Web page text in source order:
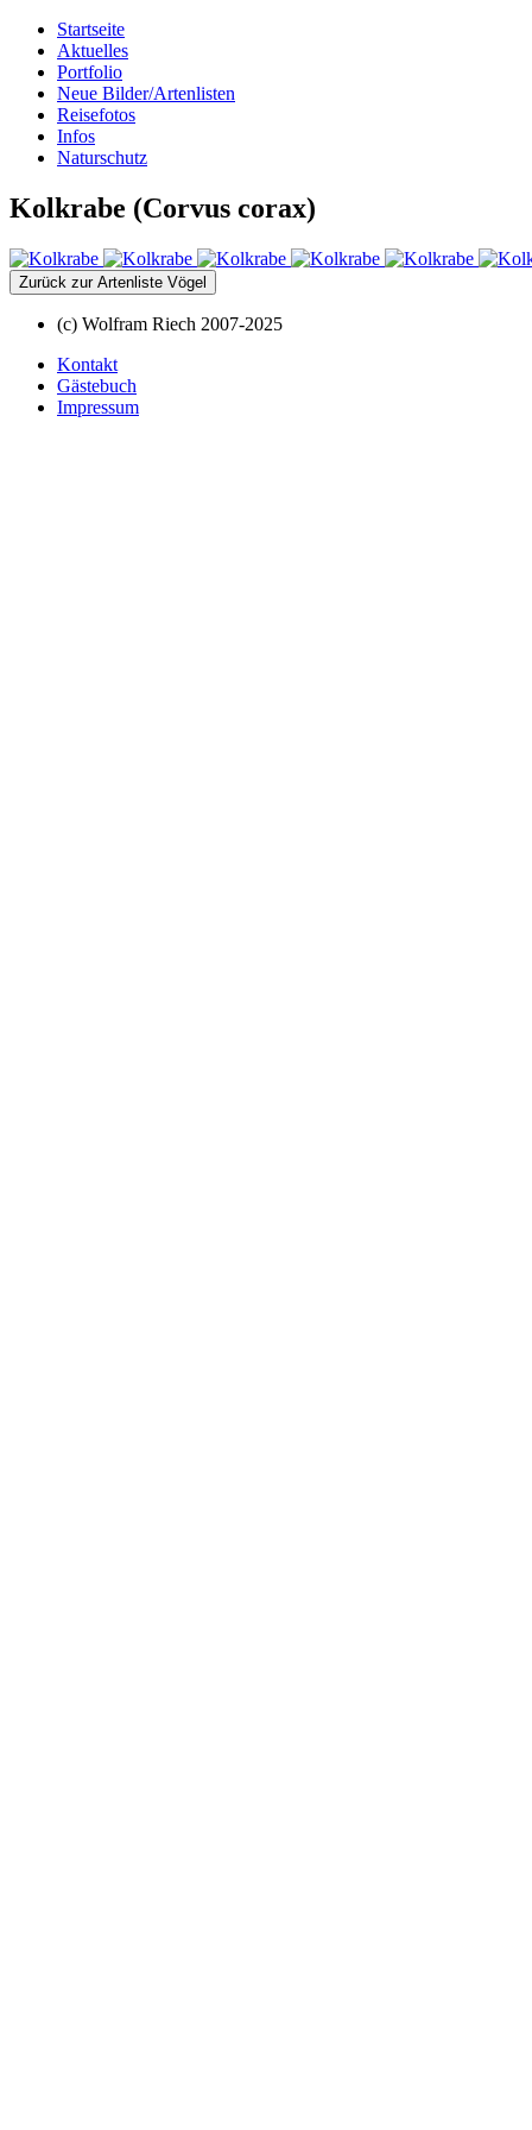
Startseite
Aktuelles
Portfolio
Neue Bilder/Artenlisten
Reisefotos
Infos
Naturschutz
Kolkrabe (Corvus corax)
Zurück zur Artenliste Vögel
(c) Wolfram Riech 2007-2025
Kontakt
Gästebuch
Impressum